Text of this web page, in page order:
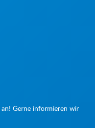
an! Gerne informieren wir